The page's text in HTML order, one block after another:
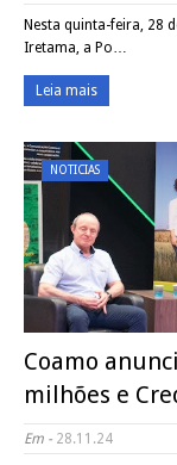
Nesta quinta-feira, 28
Iretama, a Po…
Leia mais
NOTICIAS
Coamo
milhões e
Em - 28.11.24